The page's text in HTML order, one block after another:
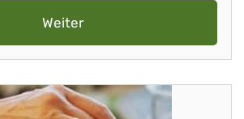
Weiter